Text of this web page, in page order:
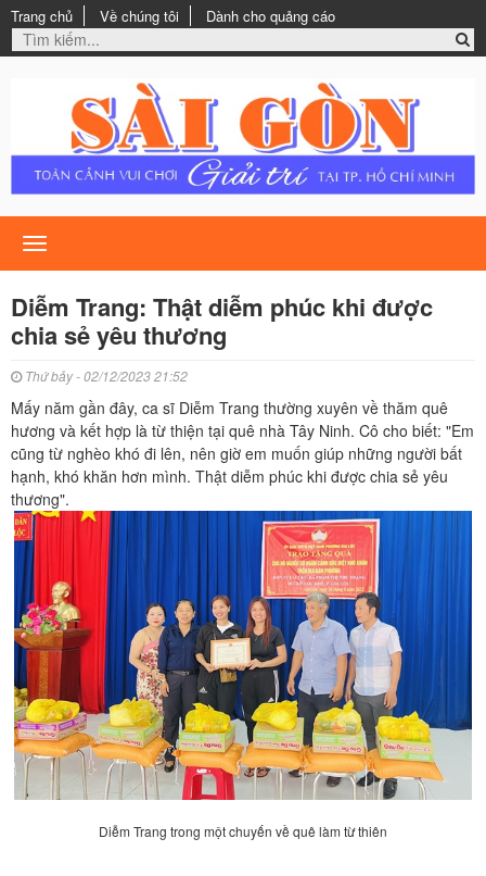
Trang chủ Về chúng tôi Dành cho quảng cáo
Toggle
navigation
Diễm Trang: Thật diễm phúc khi được
chia sẻ yêu thương
Thứ bảy - 02/12/2023 21:52
Mấy năm gần đây, ca sĩ Diễm Trang thường xuyên về thăm quê
hương và kết hợp là từ thiện tại quê nhà Tây Ninh. Cô cho biết: "Em
cũng từ nghèo khó đi lên, nên giờ em muốn giúp những người bất
hạnh, khó khăn hơn mình. Thật diễm phúc khi được chia sẻ yêu
thương".
Diễm Trang trong một chuyến về quê làm từ thiên